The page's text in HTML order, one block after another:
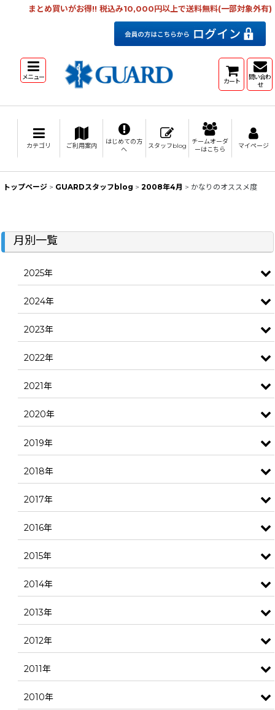
まとめ買いがお得!! 税込み10,000円以上で送料無料(一部対象外有)
メニュー カート
問い合わ
せ
カテゴリ ご利用案内
はじめての方
へ
スタッフblog
チームオーダ
ーはこちら
マイページ
トップページ > GUARDスタッフblog > 2008年4月 > かなりのオススメ度
月別一覧
2025年
2024年
2023年
2022年
2021年
2020年
2019年
2018年
2017年
2016年
2015年
2014年
2013年
2012年
2011年
2010年